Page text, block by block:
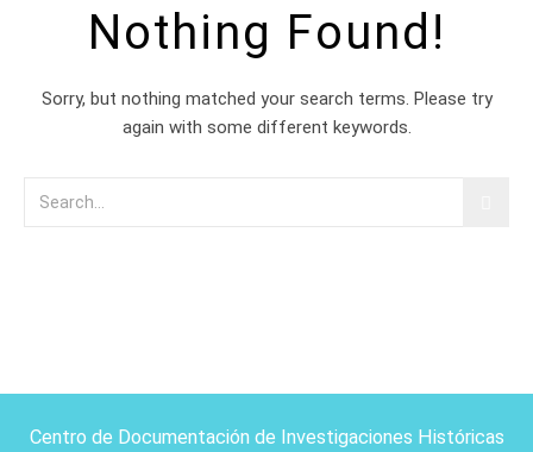
Nothing Found!
Sorry, but nothing matched your search terms. Please try
again with some different keywords.
Centro de Documentación de Investigaciones Históricas